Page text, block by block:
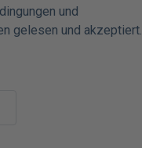
und
gelesen und akzeptiert.